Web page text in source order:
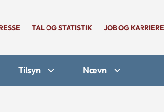
TAL OG STATISTIK JOB OG KARRIERE
Tilsyn Nævn